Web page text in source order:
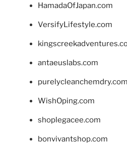
HamadaOfJapan.com
VersifyLifestyle.com
antaeuslabs.com
purelycleanchemdry.com
WishOping.com
shoplegacee.com
bonvivantshop.com